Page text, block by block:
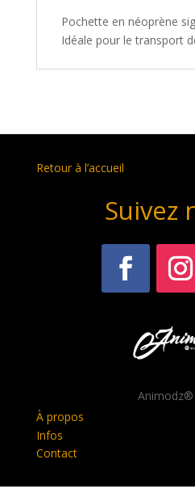
Pochette en néoprène
Idéale pour le transport
Retour à l’accueil
Suivez
Animodz®
À propos
Infos
Contact